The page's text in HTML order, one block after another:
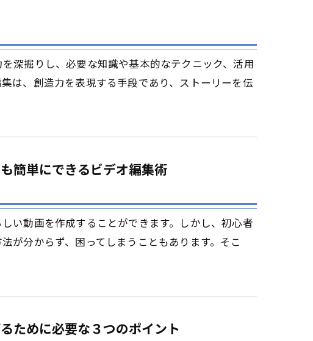
深掘りし、必要な知識や基本的なテクニック、活用
は、創造力を表現する手段であり、ストーリーを伝
簡単にできるビデオ編集術
い動画を作成することができます。しかし、初心者
が分からず、困ってしまうこともあります。そこ
ために必要な３つのポイント